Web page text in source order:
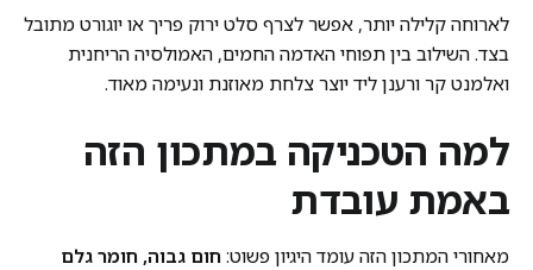
לארוחה קלילה יותר, אפשר לצרף סלט ירוק פריך או יוגורט מתובל
בצד. השילוב בין תפוחי האדמה החמים, האמולסיה הריחנית
ואלמנט קר ורענן ליד יוצר צלחת מאוזנת ונעימה מאוד.
למה הטכניקה במתכון הזה
באמת עובדת
מאחורי המתכון הזה עומד היגיון פשוט: חום גבוה, חומר גלם